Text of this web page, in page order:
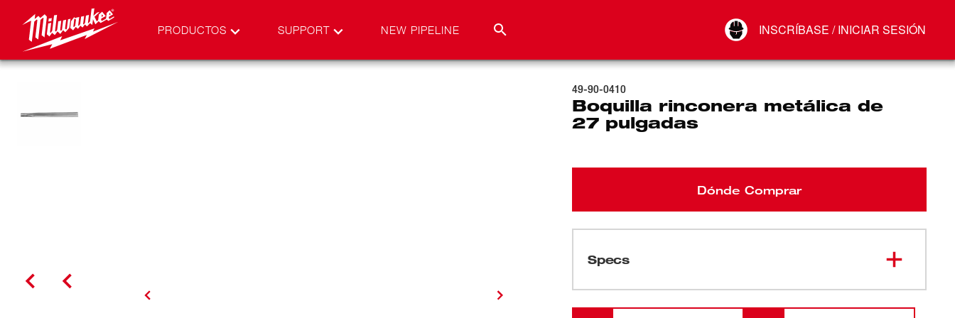
PRODUCTOS SUPPORT NEW PIPELINE INSCRÍBASE / INICIAR SESIÓN
Conectar
49-90-0410
Boquilla rinconera metálica de
27 pulgadas
Dónde Comprar
Specs
Cargando